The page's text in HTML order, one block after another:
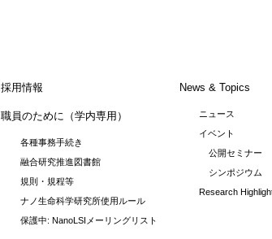
採用情報
職員のために（学内専用）
各種事務手続き
融合研究推進図書館
規則・規程等
ナノ生命科学研究所使用ルール
保護中: NanoLSIメーリングリスト
News & Topics
ニュース
イベント
公開セミナー
シンポジウム
Research